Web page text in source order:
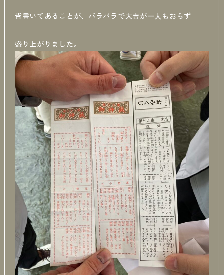
皆書いてあることが、バラバラで大吉が一人もおらず
盛り上がりました。